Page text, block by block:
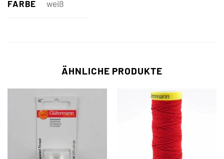
FARBE weiß
ÄHNLICHE PRODUKTE